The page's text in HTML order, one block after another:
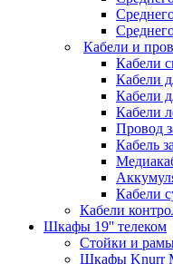
Кабели и
Кабели
Кабели
Кабели
Кабели
Провод
Кабель
Кабели
Кабели
Шкафы 19'' телеком
Стойки и
Шкафы Knurr